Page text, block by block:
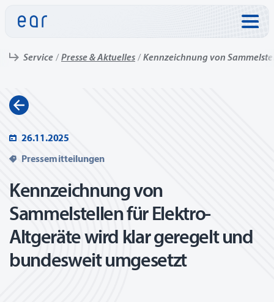
Service Presse & Aktuelles Kennzeichnung von
26.11.2025
Pressemitteilungen
Kennzeichnung von
Sammelstellen für Elektro-
Altgeräte wird klar geregelt und
bundesweit umgesetzt